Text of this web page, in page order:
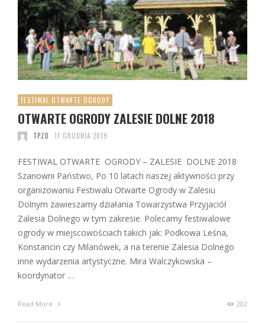
FESTIWAL OTWARTE OGRODY
OTWARTE OGRODY ZALESIE DOLNE 2018
TPZD 11 GRUDNIA 2019
FESTIWAL OTWARTE OGRODY – ZALESIE DOLNE 2018
Szanowni Państwo, Po 10 latach naszej aktywności przy
organizowaniu Festiwalu Otwarte Ogrody w Zalesiu
Dolnym zawieszamy działania Towarzystwa Przyjaciół
Zalesia Dolnego w tym zakresie. Polecamy festiwalowe
ogrody w miejscowościach takich jak: Podkowa Leśna,
Konstancin czy Milanówek, a na terenie Zalesia Dolnego
inne wydarzenia artystyczne. Mira Walczykowska –
koordynator …
Read More 202